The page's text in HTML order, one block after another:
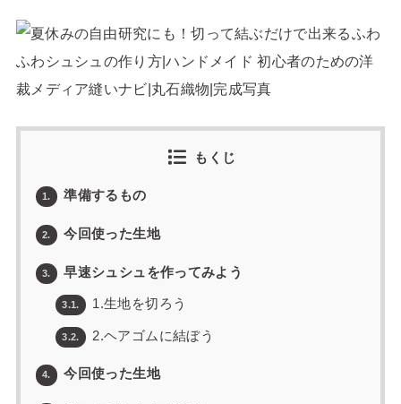
もくじ
1. 準備するもの
2. 今回使った生地
3. 早速シュシュを作ってみよう
3.1. 1.生地を切ろう
3.2. 2.ヘアゴムに結ぼう
4. 今回使った生地